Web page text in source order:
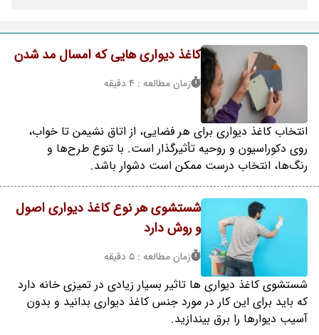
کاغذ دیواری هایی که امسال مد شدن
زمان مطالعه : 4 دقیقه
انتخاب کاغذ دیواری برای هر فضایی، از اتاق نشیمن تا خواب،
روی دکوراسیون و روحیه تأثیرگذار است. با تنوع طرح‌ها و
رنگ‌ها، انتخاب درست ممکن است دشوار باشد.
شستشوی هر نوع کاغذ دیواری اصول
و روش دارد
زمان مطالعه : 5 دقیقه
شستشوی کاغذ دیواری ها تاثیر بسیار زیادی در تمیزی خانه دارد
که باید برای این کار در مورد جنس کاغذ دیواری بدانید و بدون
آسیب دیوارها را برق بیندازید.